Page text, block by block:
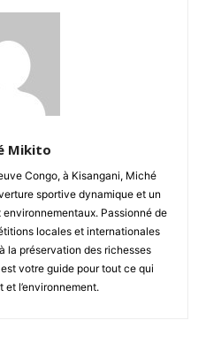
Mikito
Congo, à Kisangani, Miché
sportive dynamique et un
Passionné de
locales et internationales
la préservation des richesses
votre guide pour tout ce qui
l’environnement.